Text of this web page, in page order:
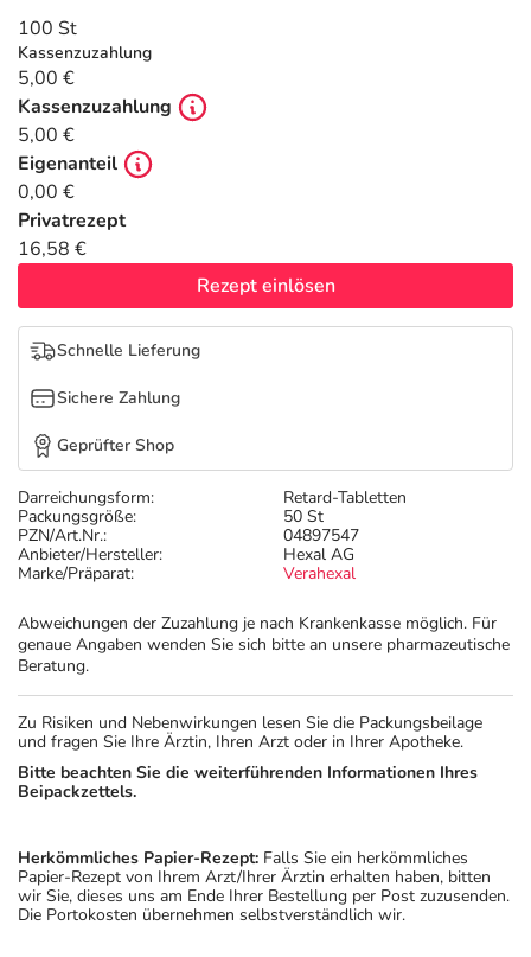
Tierapotheke
Vitamine & Mineralstoffe
Marken
Salus Deals
Darreichungsform:
Retard-Tabletten
Packungsgröße:
50 St
PZN/Art.Nr.:
04897547
Anbieter/Hersteller:
Hexal AG
Marke/Präparat:
Verahexal
Abweichungen der Zuzahlung je nach Krankenkasse möglich. Für
genaue Angaben wenden Sie sich bitte an unsere pharmazeutische
Beratung.
100 St
Kassenzuzahlung
5,00 €
Kassenzuzahlung
5,00 €
Eigenanteil
0,00 €
Privatrezept
16,58 €
Rezept einlösen
Schnelle Lieferung
Sichere Zahlung
Geprüfter Shop
Zu Risiken und Nebenwirkungen lesen Sie die Packungsbeilage
und fragen Sie Ihre Ärztin, Ihren Arzt oder in Ihrer Apotheke.
Bitte beachten Sie die weiterführenden Informationen Ihres
Beipackzettels.
Herkömmliches Papier-Rezept: Falls Sie ein herkömmliches
Papier-Rezept von Ihrem Arzt/Ihrer Ärztin erhalten haben, bitten
wir Sie, dieses uns am Ende Ihrer Bestellung per Post zuzusenden.
Die Portokosten übernehmen selbstverständlich wir.